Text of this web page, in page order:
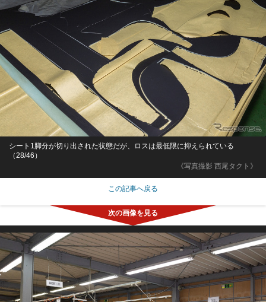
《写真撮影 西尾タクト》
シート1脚分が切り出された状態だが、ロスは最低限に抑えられている
（28/46）
この記事へ戻る